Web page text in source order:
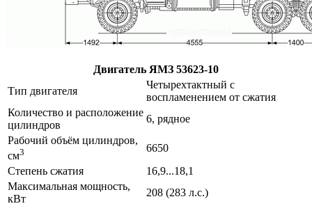
Двигатель ЯМЗ 53623-10
Тип двигателя
Четырехтактный с
воспламенением от сжатия
Количество и расположение
цилиндров
6, рядное
Рабочий объём цилиндров,
см3
6650
Степень сжатия
16,9...18,1
Максимальная мощность,
кВт
208 (283 л.с.)